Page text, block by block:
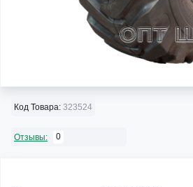
Код Товара: 323524
Отзывы: 0